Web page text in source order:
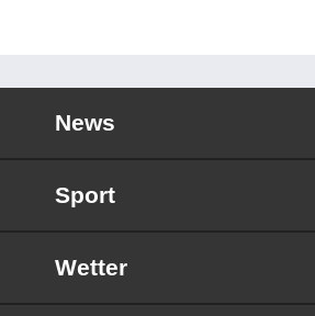
News
Sport
Wetter